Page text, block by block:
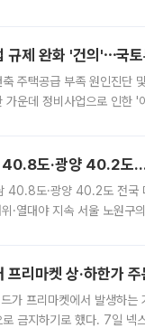
규제 완화 '건의'⋯국
주택공급 부족 원인진단
가운데 정비사업으로 인한
40.8도·광양 40.2도
40.8도·광양 40.2도 전국
·열대야 지속 서울 노원
리마켓 상·하한가 주
가 프리마켓에서 발생하
금지하기로 했다. 7일 넥